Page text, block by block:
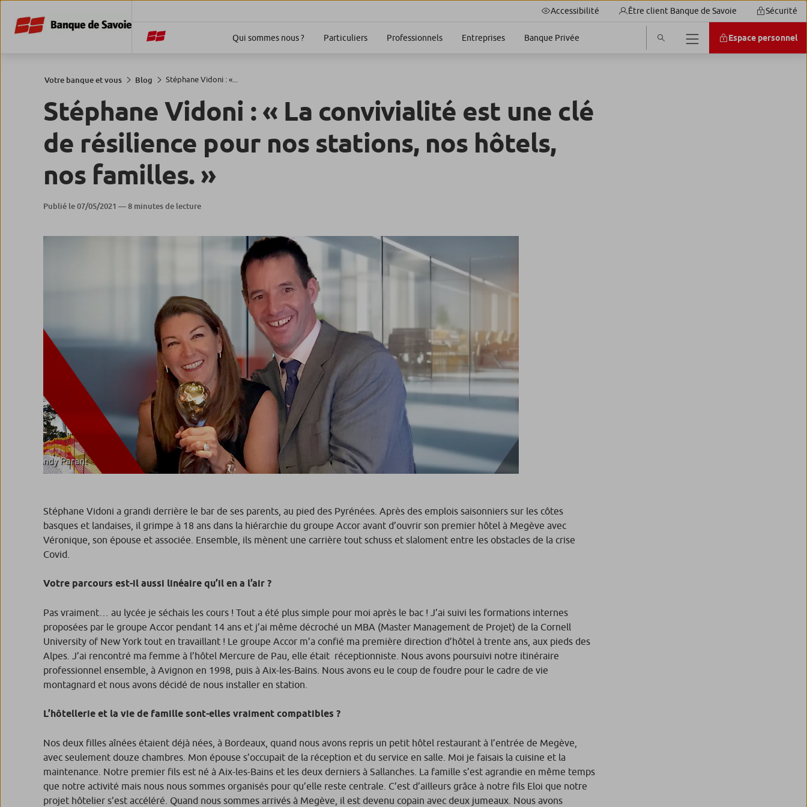
Accessibilité Être client Banque de Savoie Sécurité
Qui sommes nous ? Particuliers Professionnels Entreprises Banque Privée Espace personnel
Votre banque et vous Blog Stéphane Vidoni : «...
Stéphane Vidoni : « La convivialité est une clé
de résilience pour nos stations, nos hôtels,
nos familles. »
Publié le 07/05/2021 — 8 minutes de lecture
Stéphane Vidoni a grandi derrière le bar de ses parents, au pied des Pyrénées. Après des emplois saisonniers sur les côtes
basques et landaises, il grimpe à 18 ans dans la hiérarchie du groupe Accor avant d’ouvrir son premier hôtel à Megève avec
Véronique, son épouse et associée. Ensemble, ils mènent une carrière tout schuss et slaloment entre les obstacles de la crise
Covid.
Votre parcours est-il aussi linéaire qu’il en a l’air ?
Pas vraiment… au lycée je séchais les cours ! Tout a été plus simple pour moi après le bac ! J’ai suivi les formations internes
proposées par le groupe Accor pendant 14 ans et j’ai même décroché un MBA (Master Management de Projet) de la Cornell
University of New York tout en travaillant ! Le groupe Accor m’a confié ma première direction d’hôtel à trente ans, aux pieds des
Alpes. J’ai rencontré ma femme à l’hôtel Mercure de Pau, elle était réceptionniste. Nous avons poursuivi notre itinéraire
professionnel ensemble, à Avignon en 1998, puis à Aix-les-Bains. Nous avons eu le coup de foudre pour le cadre de vie
montagnard et nous avons décidé de nous installer en station.
L’hôtellerie et la vie de famille sont-elles vraiment compatibles ?
Nos deux filles aînées étaient déjà nées, à Bordeaux, quand nous avons repris un petit hôtel restaurant à l’entrée de Megève,
avec seulement douze chambres. Mon épouse s’occupait de la réception et du service en salle. Moi je faisais la cuisine et la
maintenance. Notre premier fils est né à Aix-les-Bains et les deux derniers à Sallanches. La famille s’est agrandie en même temps
que notre activité mais nous nous sommes organisés pour qu’elle reste centrale. C’est d’ailleurs grâce à notre fils Eloi que notre
projet hôtelier s’est accéléré. Quand nous sommes arrivés à Megève, il est devenu copain avec deux jumeaux. Nous avons